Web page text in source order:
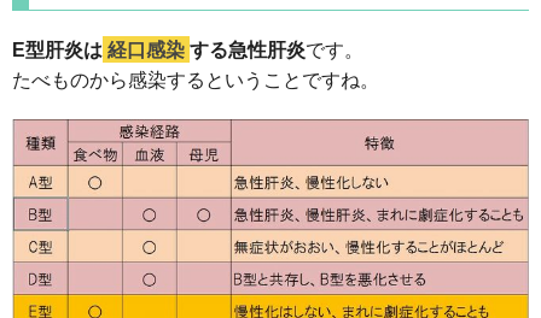
E型肝炎は 経口感染 する急性肝炎です。
たべものから感染するということですね。